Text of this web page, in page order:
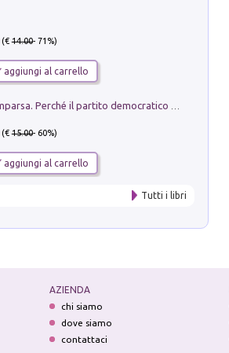
(€14.00- 71%)
aggiungi al carrello
(€15.00- 60%)
aggiungi al carrello
Tutti i libri
AZIENDA
chi siamo
dove siamo
contattaci